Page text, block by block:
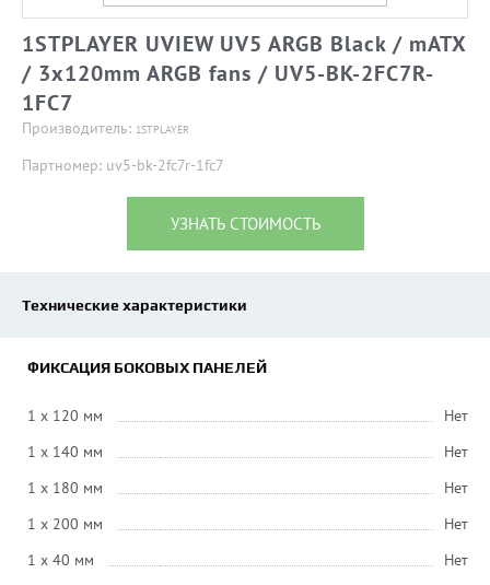
1STPLAYER UVIEW UV5 ARGB Black / mATX
/ 3x120mm ARGB fans / UV5-BK-2FC7R-
1FC7
Производитель: 1STPLAYER
Партномер: uv5-bk-2fc7r-1fc7
УЗНАТЬ СТОИМОСТЬ
Технические характеристики
ФИКСАЦИЯ БОКОВЫХ ПАНЕЛЕЙ
1 x 120 мм
Нет
1 x 140 мм
Нет
1 x 180 мм
Нет
1 x 200 мм
Нет
1 x 40 мм
Нет